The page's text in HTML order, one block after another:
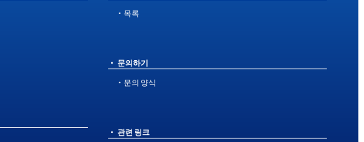
・목록
문의하기
・문의 양식
관련 링크